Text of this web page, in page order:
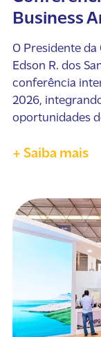
Business
O Presidente da
Edson R. dos
conferência
2026,
oportunidades
+ Saiba mais